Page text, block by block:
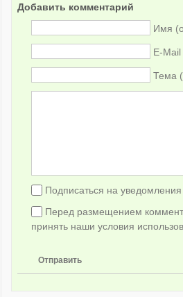
Добавить комментарий
Имя
E-Mail
Тема
Подписаться на
Перед размещением
принять наши условия
Отправить